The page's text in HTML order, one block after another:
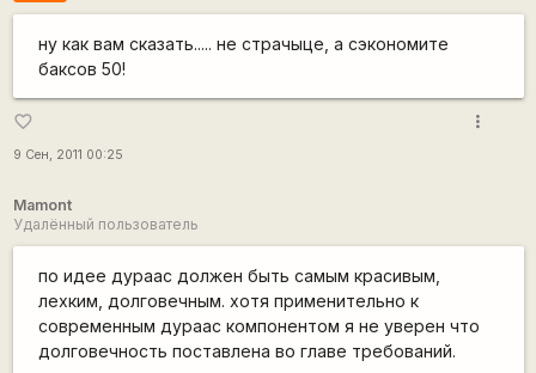
ну как вам сказать..... не страчыце, а сэкономите
баксов 50!
favorite_border
9 Сен, 2011 00:25
more_vert
Mamont
Удалённый пользователь
по идее дураас должен быть самым красивым,
лехким, долговечным. хотя применительно к
современным дураас компонентом я не уверен что
долговечность поставлена во главе требований.